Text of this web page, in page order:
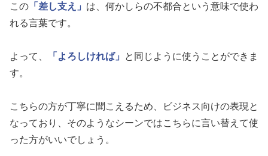
この 「差し支え」 は、何かしらの不都合という意味で使わ
れる言葉です。
よって、 「よろしければ」
と同じように使うことができま
す。
こちらの方が丁寧に聞こえるため、ビジネス向けの表現と
なっており、そのようなシーンではこちらに言い替えて使
った方がいいでしょう。